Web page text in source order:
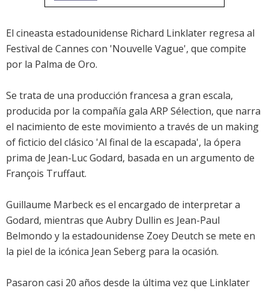
El cineasta estadounidense Richard Linklater regresa al
Festival de Cannes con 'Nouvelle Vague', que compite
por la Palma de Oro.
Se trata de una producción francesa a gran escala,
producida por la compañía gala ARP Sélection, que narra
el nacimiento de este movimiento a través de un making
of ficticio del clásico 'Al final de la escapada', la ópera
prima de Jean-Luc Godard, basada en un argumento de
François Truffaut.
Guillaume Marbeck es el encargado de interpretar a
Godard, mientras que Aubry Dullin es Jean-Paul
Belmondo y la estadounidense Zoey Deutch se mete en
la piel de la icónica Jean Seberg para la ocasión.
Pasaron casi 20 años desde la última vez que Linklater